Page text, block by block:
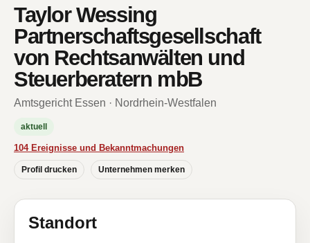
Taylor Wessing
Partnerschaftsgesellschaft
von Rechtsanwälten und
Steuerberatern mbB
Amtsgericht Essen · Nordrhein-Westfalen
aktuell
104 Ereignisse und Bekanntmachungen
Profil drucken Unternehmen merken
Standort